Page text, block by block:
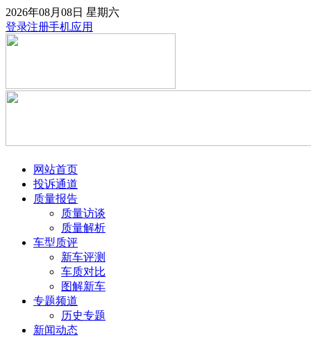
2026年08月08日 星期六
登录注册手机应用
网站首页
投诉通道
质量报告
质量访谈
质量解析
车型质评
新车评测
车质对比
图解新车
专题频道
历史专题
新闻动态